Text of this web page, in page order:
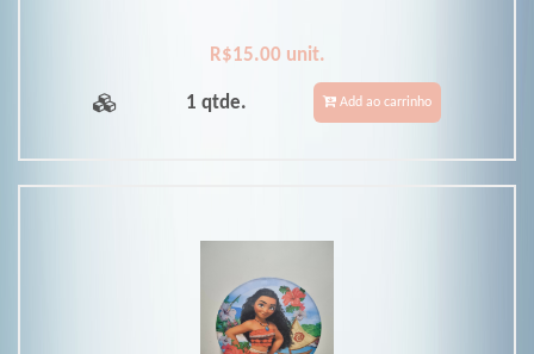
R$15.00 unit.
1 qtde. Add ao carrinho